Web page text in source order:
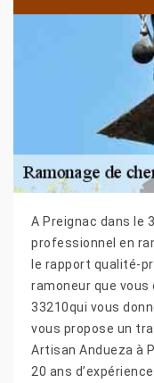
A Preignac dans le
professionnel en
le rapport qualité-
ramoneur que vous
33210qui vous
vous propose un
Artisan Andueza à
20 ans